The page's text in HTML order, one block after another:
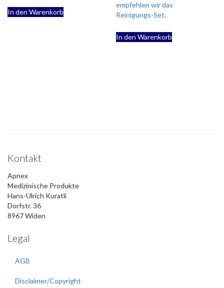
In den Warenkorb
empfehlen wir das
Reinigungs-Set.
In den Warenkorb
Kontakt
Apnex
Medizinische Produkte
Hans-Ulrich Kuratli
Dorfstr. 36
8967 Widen
Legal
AGB
Disclaimer/Copyright